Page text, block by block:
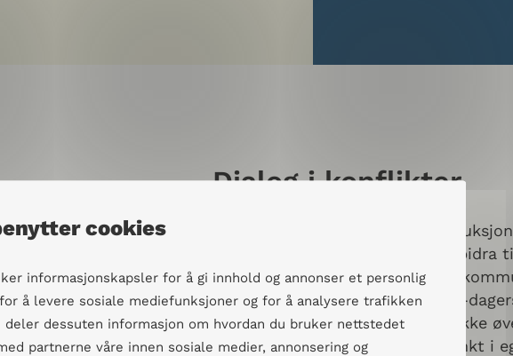
cookies
informasjonskapsler for å gi innhold og annonser et personlig
å levere sosiale mediefunksjoner og for å analysere trafikken
deler dessuten informasjon om hvordan du bruker nettstedet
partnerne våre innen sosiale medier, annonsering og
Dialog i konflikter
«Dialog i konflikter» er et
tar for seg ulike tema som kan bidra
konflikter, inkludert verktøy for
konfliktanalyse. Dette er et fem-
prosessorientert kurs med en rekke
deltakerne aktivt tar utgangspunkt i